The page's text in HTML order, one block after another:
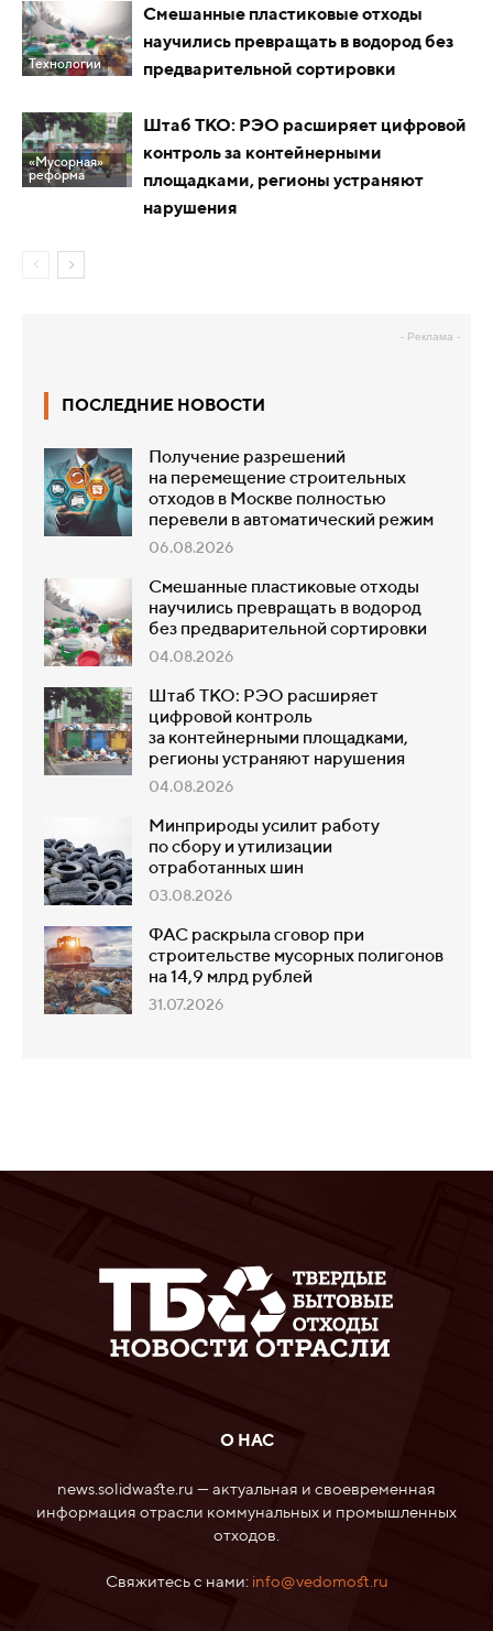
Технологии
Смешанные пластиковые отходы
научились превращать в водород без
предварительной сортировки
«Мусорная»
реформа
Штаб ТКО: РЭО расширяет цифровой
контроль за контейнерными
площадками, регионы устраняют
нарушения
- Реклама -
ПОСЛЕДНИЕ НОВОСТИ
Получение разрешений
на перемещение строительных
отходов в Москве полностью
перевели в автоматический режим
06.08.2026
Смешанные пластиковые отходы
научились превращать в водород
без предварительной сортировки
04.08.2026
Штаб ТКО: РЭО расширяет
цифровой контроль
за контейнерными площадками,
регионы устраняют нарушения
04.08.2026
Минприроды усилит работу
по сбору и утилизации
отработанных шин
03.08.2026
ФАС раскрыла сговор при
строительстве мусорных полигонов
на 14,9 млрд рублей
31.07.2026
О НАС
news.solidwaste.ru — актуальная и своевременная
информация отрасли коммунальных и промышленных
отходов.
Свяжитесь с нами: info@vedomost.ru